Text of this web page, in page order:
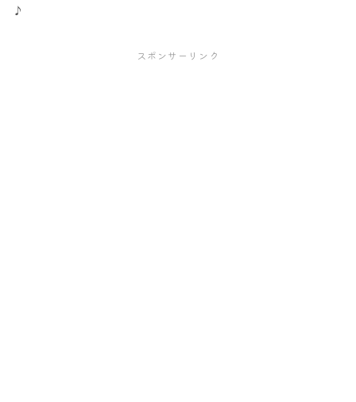
♪
スポンサーリンク